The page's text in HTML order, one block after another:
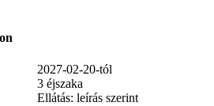
2027-02-20-tól
3 éjszaka
Ellátás: leírás szerint